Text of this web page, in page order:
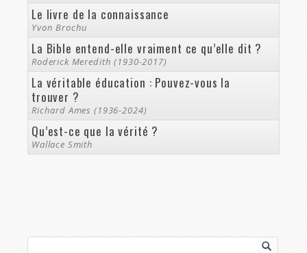
Le livre de la connaissance
Yvon Brochu
La Bible entend-elle vraiment ce qu’elle dit ?
Roderick Meredith (1930-2017)
La véritable éducation : Pouvez-vous la
trouver ?
Richard Ames (1936-2024)
Qu’est-ce que la vérité ?
Wallace Smith